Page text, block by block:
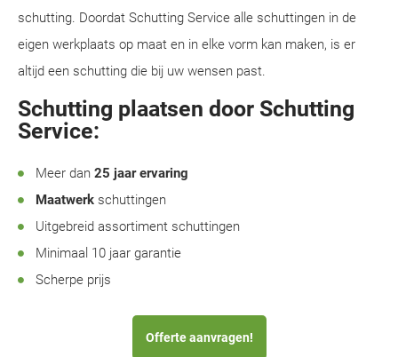
schutting. Doordat Schutting Service alle schuttingen in de
eigen werkplaats op maat en in elke vorm kan maken, is er
altijd een schutting die bij uw wensen past.
Schutting plaatsen door Schutting
Service:
Meer dan 25 jaar ervaring
Maatwerk schuttingen
Uitgebreid assortiment schuttingen
Minimaal 10 jaar garantie
Scherpe prijs
Offerte aanvragen!